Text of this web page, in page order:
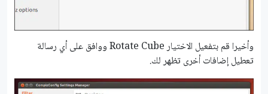
وأخيرا قم بتفعيل الاختيار Rotate Cube ووافق على أي رسالة
تعطيل إضافات أخرى تظهر لك.